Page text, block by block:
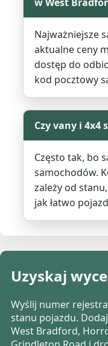
Najważniejsze
aktualne ceny
dostęp do
kod pocztowy
Czy vany i 4x4
Często tak, bo
samochodów.
zależy od
jak łatwo
Uzyskaj
Wyślij numer
stanu pojazdu.
West Bradford,